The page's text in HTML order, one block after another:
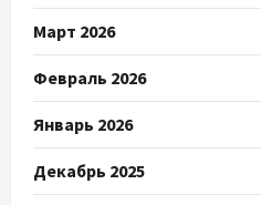
Март 2026
Февраль 2026
Январь 2026
Декабрь 2025